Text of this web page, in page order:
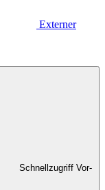
Externer
Schnellzugriff Vor-